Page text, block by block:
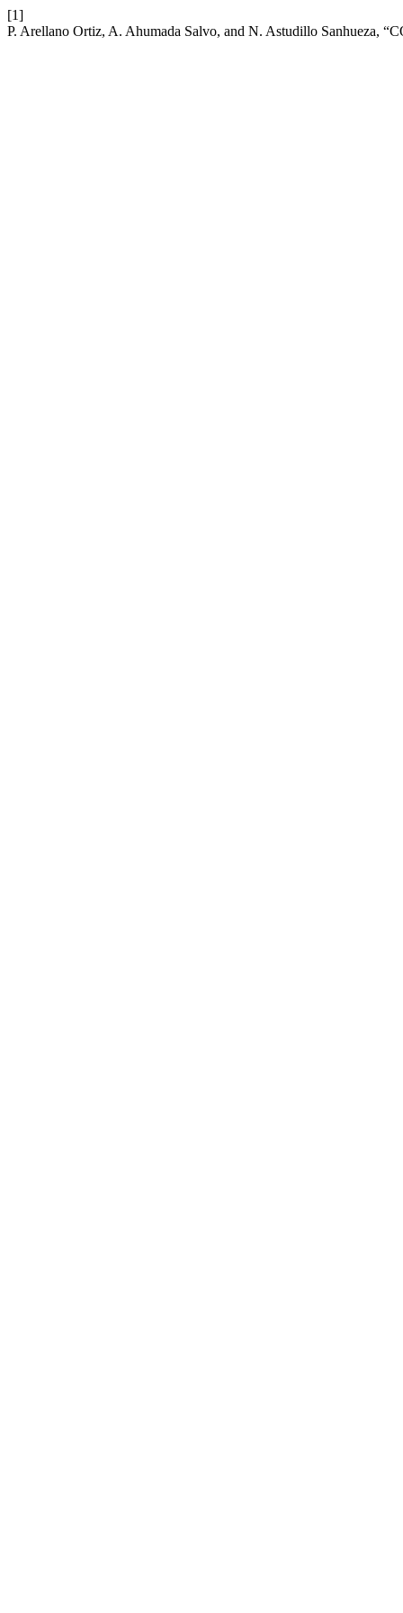
[1]
P. Arellano Ortiz, A. Ahumada Salvo, and N. Astudillo Sanhueza,